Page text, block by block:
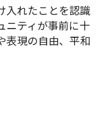
入れたことを認識
ニティが事前に十
表現の自由、平和